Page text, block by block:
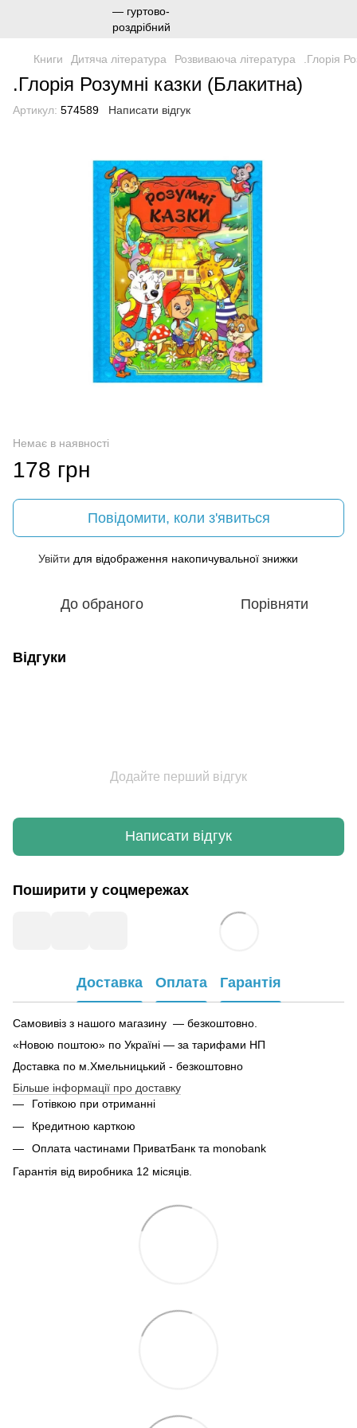
Книги Дитяча література Розвиваюча література .Глорія
.Глорія Розумні казки (Блакитна)
Артикул: 574589 Написати відгук
Немає в наявності
178 грн
Повідомити, коли з'явиться
Увійти для відображення накопичувальної знижки
До обраного Порівняти
Відгуки
Додайте перший відгук
Написати відгук
Поширити у соцмережах
Доставка Оплата Гарантія
Самовивіз з нашого магазину — безкоштовно.
«Новою поштою» по Україні — за тарифами НП
Доставка по м.Хмельницький - безкоштовно
Більше інформації про доставку
Готівкою при отриманні
Кредитною карткою
Оплата частинами ПриватБанк та monobank
Гарантія від виробника 12 місяців.